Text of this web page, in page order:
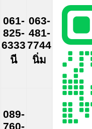
061-
825-
6333
นี
063-
481-
7744
นิ่ม
089-
760-